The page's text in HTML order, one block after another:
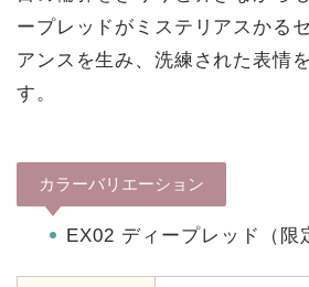
ープレッドがミステリアスかる
アンスを生み、洗練された表情
す。
カラーバリエーション
EX02 ディープレッド（限